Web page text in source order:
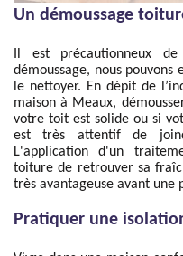
Un démoussage
Il est précautionneux
démoussage, nous
le nettoyer. En dépit de
maison à Meaux,
votre toit est solide ou si
est très attentif de
L'application d'un
toiture de retrouver sa
très avantageuse avant une
Pratiquer une